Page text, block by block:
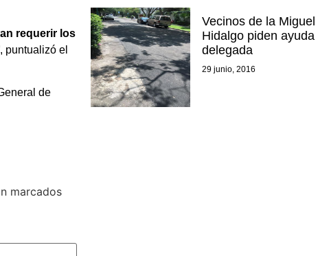
requerir los
puntualizó el
de
marcados
Vecinos de la Miguel
Hidalgo piden ayuda
delegada
29 junio, 2016